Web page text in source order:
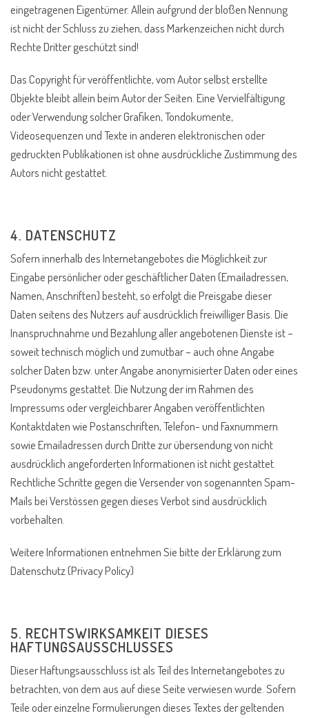
eingetragenen Eigentümer. Allein aufgrund der bloßen Nennung
ist nicht der Schluss zu ziehen, dass Markenzeichen nicht durch
Rechte Dritter geschützt sind!
Das Copyright für veröffentlichte, vom Autor selbst erstellte
Objekte bleibt allein beim Autor der Seiten. Eine Vervielfältigung
oder Verwendung solcher Grafiken, Tondokumente,
Videosequenzen und Texte in anderen elektronischen oder
gedruckten Publikationen ist ohne ausdrückliche Zustimmung des
Autors nicht gestattet.
4. DATENSCHUTZ
Sofern innerhalb des Internetangebotes die Möglichkeit zur
Eingabe persönlicher oder geschäftlicher Daten (Emailadressen,
Namen, Anschriften) besteht, so erfolgt die Preisgabe dieser
Daten seitens des Nutzers auf ausdrücklich freiwilliger Basis. Die
Inanspruchnahme und Bezahlung aller angebotenen Dienste ist –
soweit technisch möglich und zumutbar – auch ohne Angabe
solcher Daten bzw. unter Angabe anonymisierter Daten oder eines
Pseudonyms gestattet. Die Nutzung der im Rahmen des
Impressums oder vergleichbarer Angaben veröffentlichten
Kontaktdaten wie Postanschriften, Telefon- und Faxnummern
sowie Emailadressen durch Dritte zur übersendung von nicht
ausdrücklich angeforderten Informationen ist nicht gestattet.
Rechtliche Schritte gegen die Versender von sogenannten Spam-
Mails bei Verstössen gegen dieses Verbot sind ausdrücklich
vorbehalten.
Weitere Informationen entnehmen Sie bitte der Erklärung zum
Datenschutz (Privacy Policy)
5. RECHTSWIRKSAMKEIT DIESES
HAFTUNGSAUSSCHLUSSES
Dieser Haftungsausschluss ist als Teil des Internetangebotes zu
betrachten, von dem aus auf diese Seite verwiesen wurde. Sofern
Teile oder einzelne Formulierungen dieses Textes der geltenden